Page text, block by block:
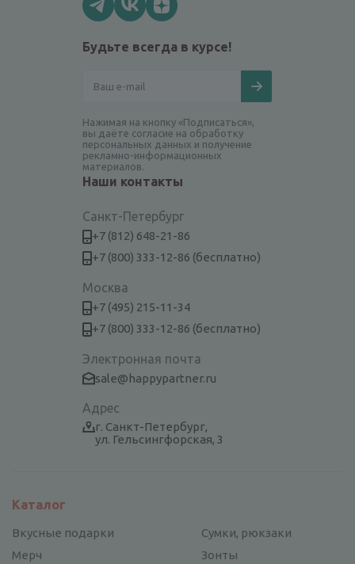
Будьте всегда в курсе!
Нажимая на кнопку «Подписаться»,
вы даёте согласие на обработку
персональных данных и получение
рекламно-информационных
материалов.
Наши контакты
Санкт-Петербург
+7 (812) 648-21-86
+7 (800) 333-12-86 (бесплатно)
Москва
+7 (495) 215-11-34
+7 (800) 333-12-86 (бесплатно)
Электронная почта
sale@happypartner.ru
Адрес
г. Санкт-Петербург,
ул. Гельсингфорская, 3
Каталог
Вкусные подарки
Мерч
Сумки, рюкзаки
Зонты